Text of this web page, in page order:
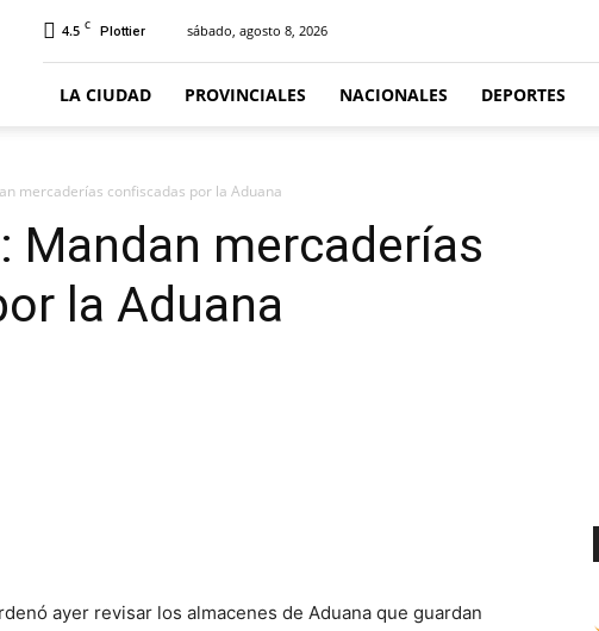
4.5 C Plottier sábado, agosto 8, 2026
LA CIUDAD PROVINCIALES NACIONALES DEPORTES
mercaderías confiscadas por la Aduana
Mandan mercaderías
la Aduana
ayer revisar los almacenes de Aduana que guardan